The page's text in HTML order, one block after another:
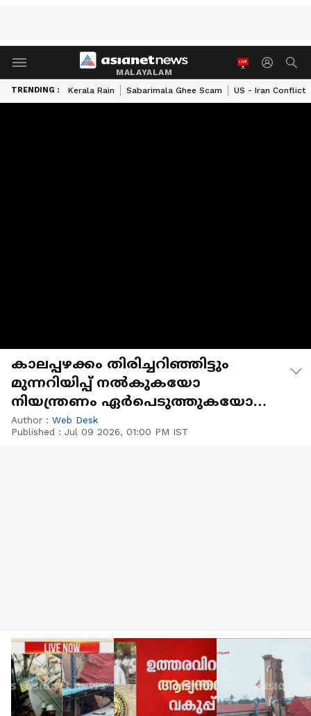
MALAYALAM
TRENDING : Kerala Rain Sabarimala Ghee Scam US - Iran Conflict
കാലപ്പഴക്കം തിരിച്ചറിഞ്ഞിട്ടും
മുന്നറിയിപ്പ് നൽകുകയോ
നിയന്ത്രണം ഏർപെടുത്തുകയോ
ചെയ്‌തില്ലെന്ന് ആരോപണം
Author : Web Desk
Published : Jul 09 2026, 01:00 PM IST